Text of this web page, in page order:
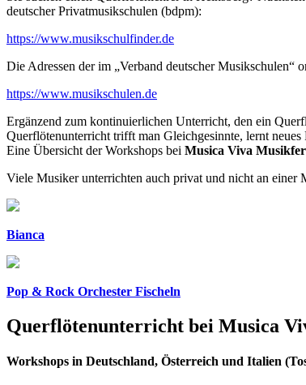
deutscher Privatmusikschulen (bdpm):
https://www.musikschulfinder.de
Die Adressen der im „Verband deutscher Musikschulen“
https://www.musikschulen.de
Ergänzend zum kontinuierlichen Unterricht, den ein
Querflötenunterricht trifft man Gleichgesinnte, lernt
Eine Übersicht der Workshops bei Musica Viva
Viele Musiker unterrichten auch privat und nicht an
Bianca
Pop & Rock Orchester Fischeln
Querflötenunterricht bei Musica
Workshops in Deutschland, Österreich und Italien